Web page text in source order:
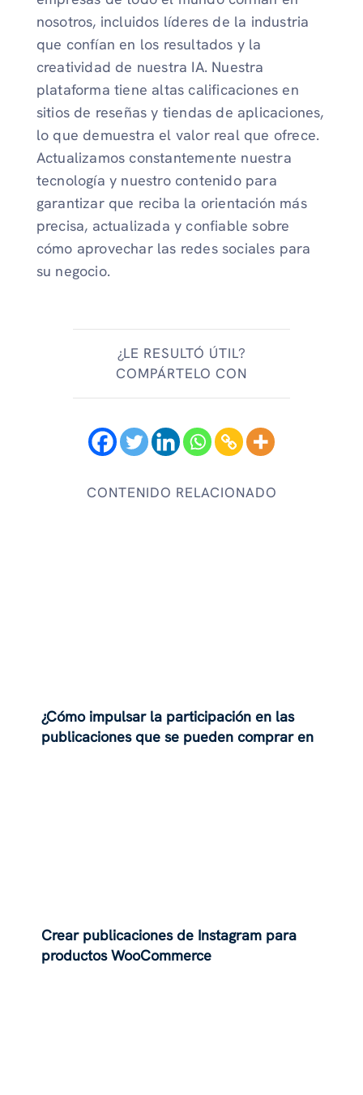
nosotros, incluidos líderes de la industria
que confían en los resultados y la
creatividad de nuestra IA. Nuestra
plataforma tiene altas calificaciones en
sitios de reseñas y tiendas de aplicaciones,
lo que demuestra el valor real que ofrece.
Actualizamos constantemente nuestra
tecnología y nuestro contenido para
garantizar que reciba la orientación más
precisa, actualizada y confiable sobre
cómo aprovechar las redes sociales para
su negocio.
¿LE RESULTÓ ÚTIL?
COMPÁRTELO CON
CONTENIDO RELACIONADO
¿Cómo impulsar la participación en las
publicaciones que se pueden comprar en
Crear publicaciones de Instagram para
productos WooCommerce